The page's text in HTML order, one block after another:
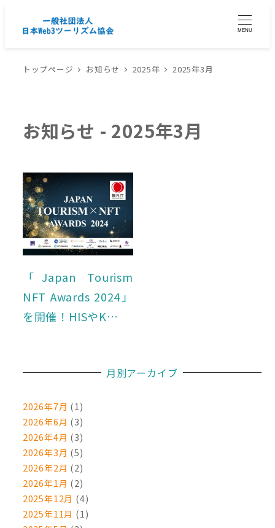
MENU
トップページ お知らせ 2025年 2025年3月
2025年3月
「Japan Tourism
NFT Awards 2024」
を開催！HISやK…
月別アーカイブ
2026年7月 (1)
2026年6月 (3)
2026年4月 (3)
2026年3月 (5)
2026年2月 (2)
2026年1月 (2)
2025年12月 (4)
2025年11月 (1)